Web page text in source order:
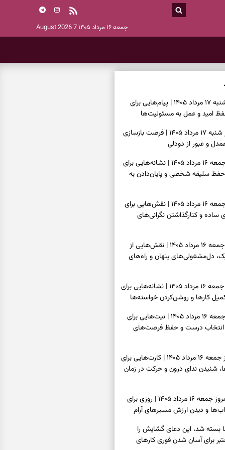
جمعه ۱۶ مرداد ۱۴۰۵ 7 August 2026
فال انبیا امروز شنبه ۱۷ مرداد ۱۴۰۵ | پیام‌هایی برای
امید و عمل به مسئولیت‌ها
فال حافظ امروز شنبه ۱۷ مرداد ۱۴۰۵ | فرصت بازسازی
و عبور از دودلی
فال اسم امروز جمعه ۱۶ مرداد ۱۴۰۵ | نشانه‌هایی برای
حفظ سلیقه شخصی و پایان‌دادن به
فال چای امروز جمعه ۱۶ مرداد ۱۴۰۵ | نقش‌هایی برای
و کنارگذاشتن نگرانی‌های
فال قهوه امروز جمعه ۱۶ مرداد ۱۴۰۵ | نقش‌هایی از
دل‌مشغولی‌های پنهان و راه‌های
فال شمع امروز جمعه ۱۶ مرداد ۱۴۰۵ | نشانه‌هایی برای
کارها و روشن‌کردن خواسته‌ها
فال ابجد امروز جمعه ۱۶ مرداد ۱۴۰۵ | نیت‌هایی برای
درست و حفظ فرصت‌های
فال تاروت امروز جمعه ۱۶ مرداد ۱۴۰۵ | کارت‌هایی برای
شنیدن ندای درون و حرکت در زمان
فال سرنوشت امروز جمعه ۱۶ مرداد ۱۴۰۵ | روزی برای
و دیدن ارزش مسیرهای آرام
بسته شد، این دعای گشایش را
برای آسان شدن فوری کارهای